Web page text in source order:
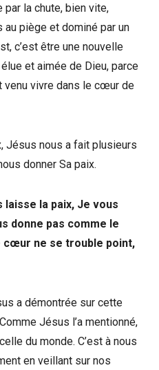
la chute, bien vite,
au piège et dominé par un
c’est être une nouvelle
et aimée de Dieu, parce
venu vivre dans le cœur de
Jésus nous a fait plusieurs
donner Sa paix.
laisse la paix, Je vous
donne pas comme le
cœur ne se trouble point,
a démontrée sur cette
Jésus l’a mentionné,
du monde. C’est à nous
en veillant sur nos